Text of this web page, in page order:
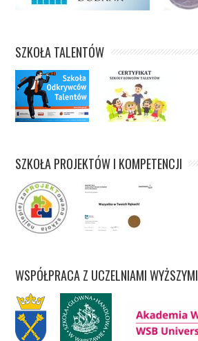
SZKOŁA TALENTÓW
SZKOŁA PROJEKTÓW I KOMPETENCJI
WSPÓŁPRACA Z UCZELNIAMI WYŻSZYMI